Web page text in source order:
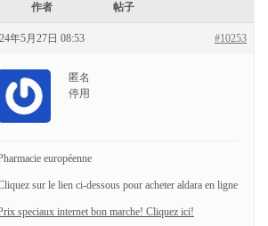
作者 帖子
年5月27日 08:53 #10253
匿名
停用
européenne
sur le lien ci-dessous pour acheter aldara en ligne
speciaux internet bon marche! Cliquez ici!